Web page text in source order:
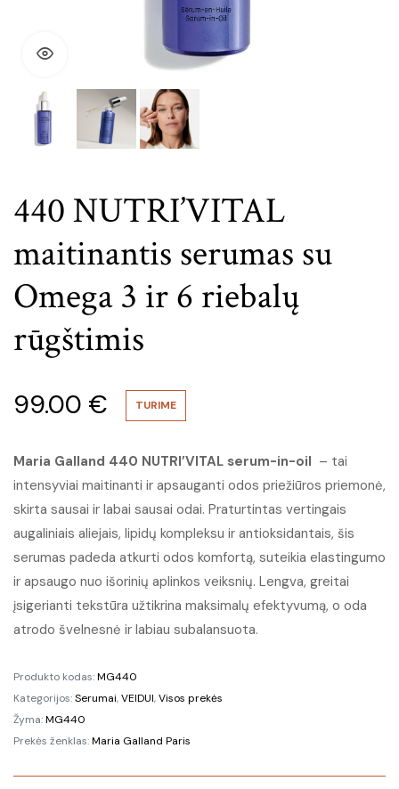
440 NUTRI’VITAL
maitinantis serumas su
Omega 3 ir 6 riebalų
rūgštimis
99.00 € TURIME
Maria Galland 440 NUTRI’VITAL serum-in-oil – tai
intensyviai maitinanti ir apsauganti odos priežiūros priemonė,
skirta sausai ir labai sausai odai. Praturtintas vertingais
augaliniais aliejais, lipidų kompleksu ir antioksidantais, šis
serumas padeda atkurti odos komfortą, suteikia elastingumo
ir apsaugo nuo išorinių aplinkos veiksnių. Lengva, greitai
įsigerianti tekstūra užtikrina maksimalų efektyvumą, o oda
atrodo švelnesnė ir labiau subalansuota.
Produkto kodas:MG440
Kategorijos:Serumai,VEIDUI,Visos prekės
Žyma:MG440
Prekės ženklas:Maria Galland Paris